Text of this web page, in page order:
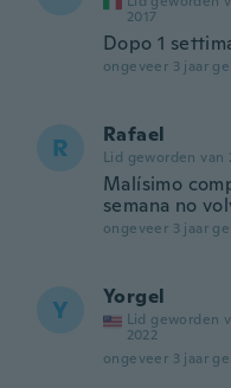
2017
Dopo 1
ongeveer 3 jaar
R Rafael
Lid geworden van
Malísimo
semana no
ongeveer 3 jaar
Y Yorgel
Lid geworden
2022
ongeveer 3 jaar